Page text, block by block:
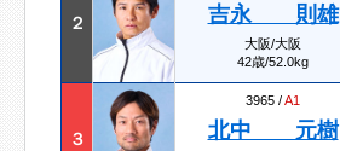
２ 吉永 則雄
大阪/大阪
42歳/52.0kg
３
3965 /A1
北中 元樹